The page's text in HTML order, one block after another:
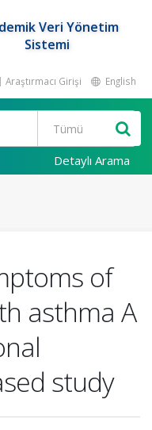
Veri Yönetim
Sistemi
Araştırmacı Girişi English
Detaylı Arama
of
asthma A
study